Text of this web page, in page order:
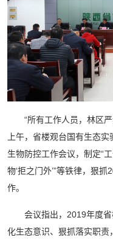
“所有工作人员，林区严
上午，省楼观台国有生态
生物防控工作会议，制定“
物‘拒之门外’”等铁律，狠
作。
会议指出，2019年度省
化生态意识、狠抓落实职